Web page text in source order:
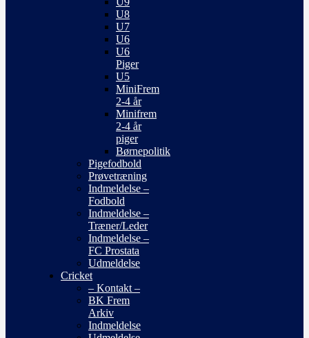
U8
U7
U6
U6
Piger
U5
MiniFrem
2-4 år
Minifrem
2-4 år
piger
Børnepolitik
Pigefodbold
Prøvetræning
Indmeldelse –
Fodbold
Indmeldelse –
Træner/Leder
Indmeldelse –
FC Prostata
Udmeldelse
Cricket
– Kontakt –
BK Frem
Arkiv
Indmeldelse